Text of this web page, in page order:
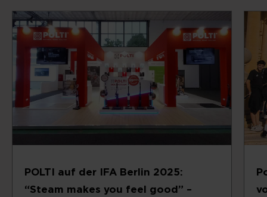
POLTI auf der IFA Berlin 2025:
“Steam makes you feel good” –